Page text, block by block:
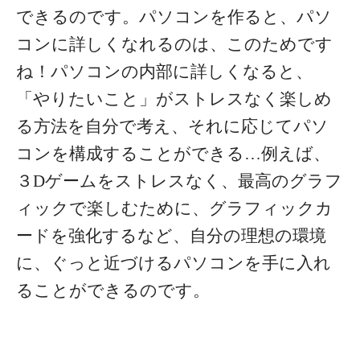
できるのです。パソコンを作ると、パソ
コンに詳しくなれるのは、このためです
ね！パソコンの内部に詳しくなると、
「やりたいこと」がストレスなく楽しめ
る方法を自分で考え、それに応じてパソ
コンを構成することができる…例えば、
３Dゲームをストレスなく、最高のグラフ
ィックで楽しむために、グラフィックカ
ードを強化するなど、自分の理想の環境
に、ぐっと近づけるパソコンを手に入れ
ることができるのです。